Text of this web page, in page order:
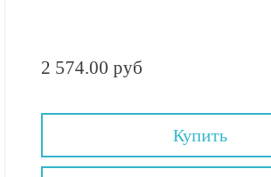
2 574.00 руб
Купить